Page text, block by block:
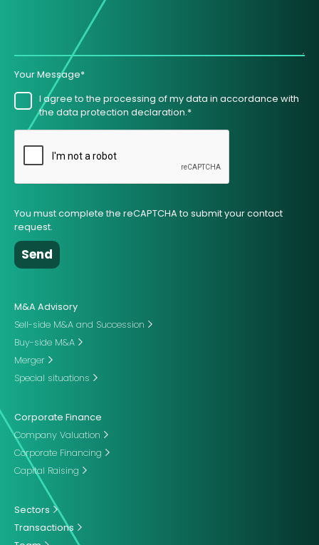
Your Message*
I agree to the processing of my data in accordance with
the data protection declaration.*
You must complete the reCAPTCHA to submit your contact
request.
M&A Advisory
Sell-side M&A and Succession
Buy-side M&A
Merger
Special situations
Corporate Finance
Company Valuation
Corporate Financing
Capital Raising
Sectors
Transactions